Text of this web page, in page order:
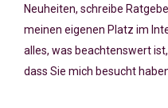
Neuheiten, schreibe
meinen eigenen Platz im
alles, was beachtenswert
dass Sie mich besucht